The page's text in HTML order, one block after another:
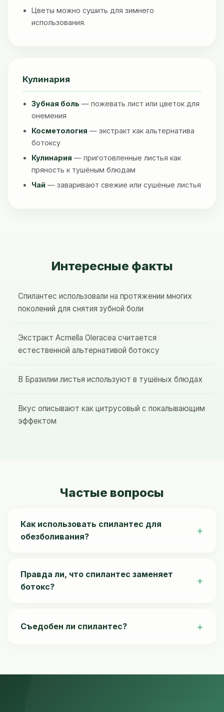
Цветы можно сушить для зимнего
использования.
Кулинария
Зубная боль — пожевать лист или цветок для
онемения
Косметология — экстракт как альтернатива
ботоксу
Кулинария — приготовленные листья как
пряность к тушёным блюдам
Чай — заваривают свежие или сушёные листья
Интересные факты
Спилантес использовали на протяжении многих
поколений для снятия зубной боли
Экстракт Acmella Oleracea считается
естественной альтернативой ботоксу
В Бразилии листья используют в тушёных блюдах
Вкус описывают как цитрусовый с покалывающим
эффектом
Частые вопросы
Как использовать спилантес для
обезболивания?
нескольких секунд. Вы почувствуете покалывание
и онемение во рту, что помогает при зубной боли.
Правда ли, что спилантес заменяет
ботокс?
уменьшая морщины, вызванные сокращением
Съедобен ли спилантес?
зелень. В свежем виде обладает